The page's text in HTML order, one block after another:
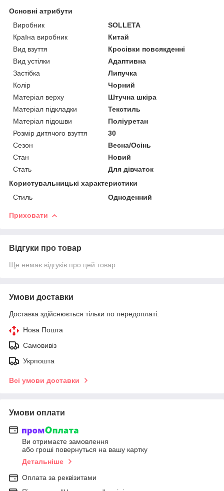
Основні атрибути
Виробник
SOLLETA
Країна виробник
Китай
Вид взуття
Кросівки повсякденні
Вид устілки
Адаптивна
Застібка
Липучка
Колір
Чорний
Матеріал верху
Штучна шкіра
Матеріал підкладки
Текстиль
Матеріал підошви
Поліуретан
Розмір дитячого взуття
30
Сезон
Весна/Осінь
Стан
Новий
Стать
Для дівчаток
Користувальницькі характеристики
Стиль
Одноденний
Приховати
Відгуки про товар
Ще немає відгуків про цей товар
Умови доставки
Доставка здійснюється тільки по передоплаті.
Нова Пошта
Самовивіз
Укрпошта
Всі умови доставки
Умови оплати
Ви отримаєте замовлення
або гроші повернуться на вашу картку
Детальніше
Оплата за реквізитами